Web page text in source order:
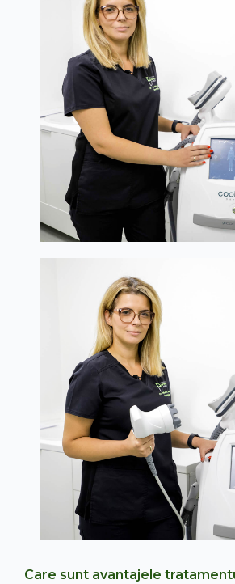
Care sunt avantajele